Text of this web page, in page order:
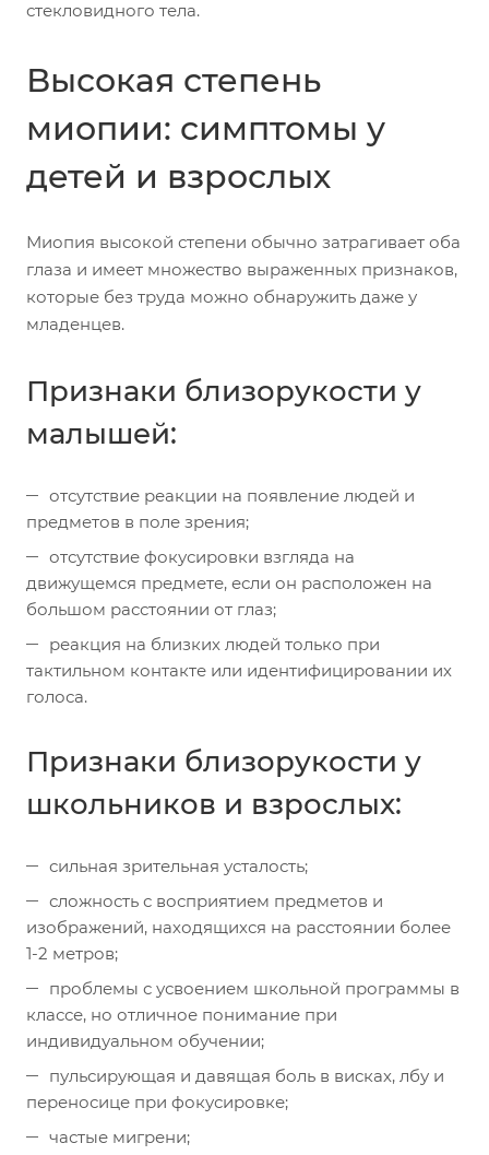
стекловидного тела.
Высокая степень
миопии: симптомы у
детей и взрослых
Миопия высокой степени обычно затрагивает оба
глаза и имеет множество выраженных признаков,
которые без труда можно обнаружить даже у
младенцев.
Признаки близорукости у
малышей:
отсутствие реакции на появление людей и
предметов в поле зрения;
отсутствие фокусировки взгляда на
движущемся предмете, если он расположен на
большом расстоянии от глаз;
реакция на близких людей только при
тактильном контакте или идентифицировании их
голоса.
Признаки близорукости у
школьников и взрослых:
сильная зрительная усталость;
сложность с восприятием предметов и
изображений, находящихся на расстоянии более
1-2 метров;
проблемы с усвоением школьной программы в
классе, но отличное понимание при
индивидуальном обучении;
пульсирующая и давящая боль в висках, лбу и
переносице при фокусировке;
частые мигрени;